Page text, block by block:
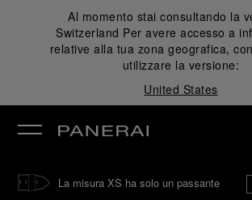
Al momento stai consultando la
Switzerland Per avere accesso a
relative alla tua zona geografica,
utilizzare la versione:
United States
La misura XS ha solo un passante